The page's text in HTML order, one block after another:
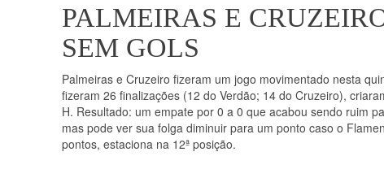
PALMEIRAS E
SEM GOLS
Palmeiras e Cruzeiro fizeram um jogo movimentado nesta
fizeram 26 finalizações (12 do Verdão; 14 do Cruzeiro),
H. Resultado: um empate por 0 a 0 que acabou sendo ruim
mas pode ver sua folga diminuir para um ponto caso o
pontos, estaciona na 12ª posição.